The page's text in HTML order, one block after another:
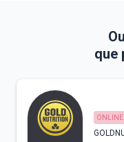
que
ONLINE